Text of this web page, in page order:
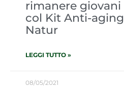
rimanere giovani
col Kit Anti-aging
Natur
LEGGI TUTTO »
08/05/2021